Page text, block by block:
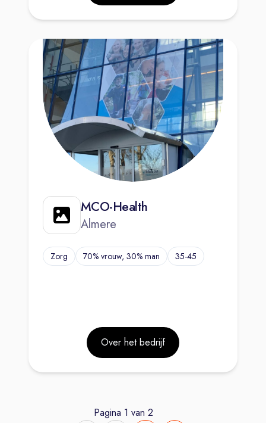
MCO-Health
Almere
Zorg 70% vrouw, 30% man 35-45
Over het bedrijf
Pagina 1 van 2